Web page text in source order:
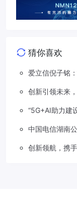
猜你喜欢
爱立信倪子铭
创新引领未来
“5G+AI助力建
中国电信湖南
创新领航，携